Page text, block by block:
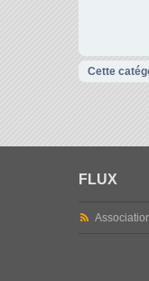
Cette
FLUX